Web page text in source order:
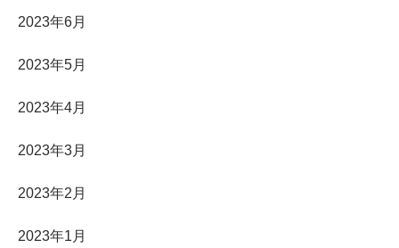
2023年6月
2023年5月
2023年4月
2023年3月
2023年2月
2023年1月